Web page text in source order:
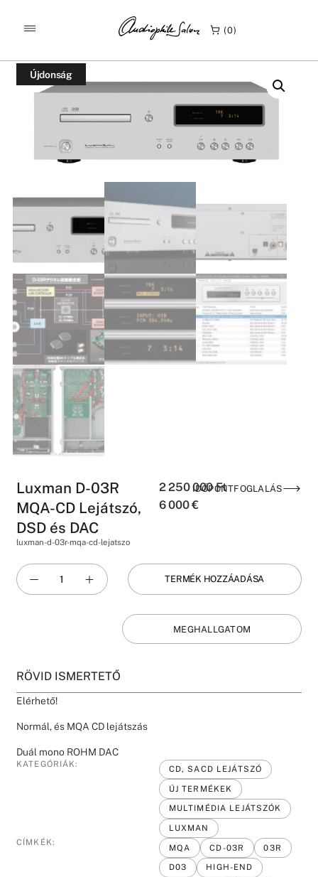
0
KEZDŐLAP TERMÉKEK
/
LUXMAN D-03R MQA-CD LEJÁTSZÓ, DSD ÉS DAC
Újdonság
IDŐPONTFOGLALÁS
Luxman D-03R
MQA-CD Lejátszó,
DSD és DAC
luxman-d-03r-mqa-cd-lejatszo
2 250 000Ft
6 000€
TERMÉK HOZZÁADÁSA
MEGHALLGATOM
RÖVID ISMERTETŐ
Elérhető!
Normál, és MQA CD lejátszás
Duál mono ROHM DAC
KATEGÓRIÁK:
CD, SACD LEJÁTSZÓ
ÚJ TERMÉKEK
MULTIMÉDIA LEJÁTSZÓK
LUXMAN
CÍMKÉK:
MQA CD-03R
03R
D03
HIGH-END